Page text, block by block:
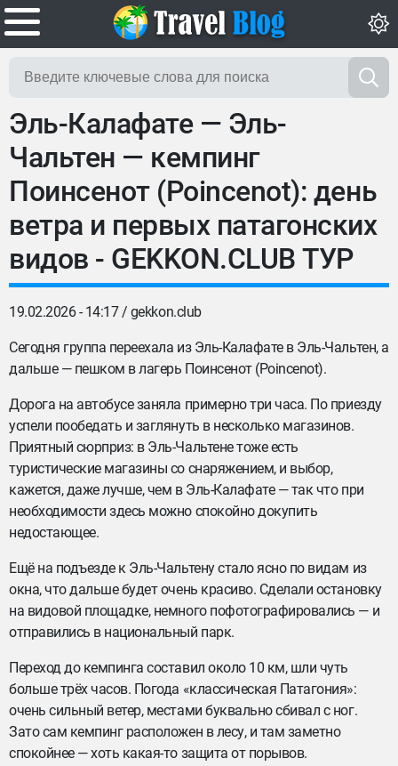
Эль-Калафате — Эль-
Чальтен — кемпинг
Поинсенот (Poincenot): день
ветра и первых патагонских
видов - GEKKON.CLUB ТУР
19.02.2026 - 14:17 / gekkon.club
Сегодня группа переехала из Эль-Калафате в Эль-Чальтен, а
дальше — пешком в лагерь Поинсенот (Poincenot).
Дорога на автобусе заняла примерно три часа. По приезду
успели пообедать и заглянуть в несколько магазинов.
Приятный сюрприз: в Эль-Чальтене тоже есть
туристические магазины со снаряжением, и выбор,
кажется, даже лучше, чем в Эль-Калафате — так что при
необходимости здесь можно спокойно докупить
недостающее.
Ещё на подъезде к Эль-Чальтену стало ясно по видам из
окна, что дальше будет очень красиво. Сделали остановку
на видовой площадке, немного пофотографировались — и
отправились в национальный парк.
Переход до кемпинга составил около 10 км, шли чуть
больше трёх часов. Погода «классическая Патагония»:
очень сильный ветер, местами буквально сбивал с ног.
Зато сам кемпинг расположен в лесу, и там заметно
спокойнее — хоть какая-то защита от порывов.